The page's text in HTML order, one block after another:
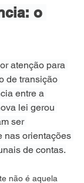
o
atenção para
de transição
entre a
lei gerou
ser
nas orientações
de contas.
não é aquela